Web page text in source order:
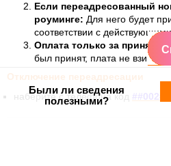
Если переадресованный
роуминге: Для него будет
соответствии с
Оплата только за
был принят, плата не
Отключение переадресации
наберите с телефона код ##002#
Были ли сведения
полезными?